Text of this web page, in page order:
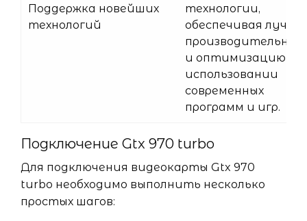
Поддержка новейших
технологий
технологии,
обеспечивая
и оптимизацию
использовании
современных
программ и игр.
Подключение Gtx 970 turbo
Для подключения видеокарты Gtx 970
turbo необходимо выполнить несколько
простых шагов: